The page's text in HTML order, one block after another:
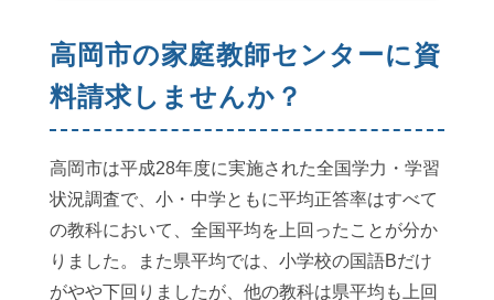
高岡市の家庭教師センターに資
料請求しませんか？
高岡市は平成28年度に実施された全国学力・学習
状況調査で、小・中学ともに平均正答率はすべて
の教科において、全国平均を上回ったことが分か
りました。また県平均では、小学校の国語Bだけ
がやや下回りましたが、他の教科は県平均も上回